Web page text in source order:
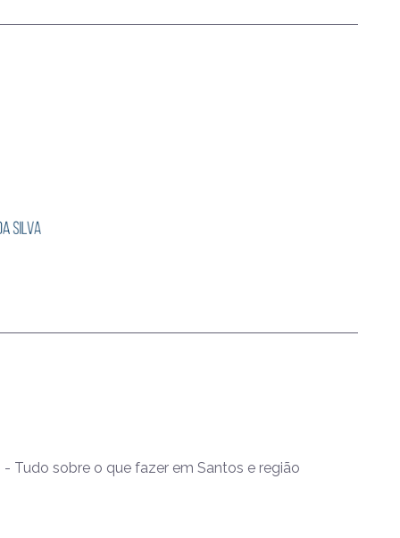
- Tudo sobre o que fazer em Santos e região